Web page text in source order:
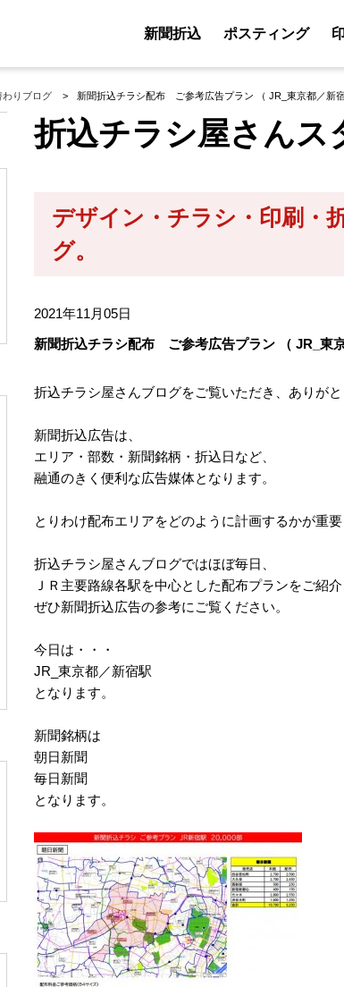
新聞折込 ポスティング
わりブログ 新聞折込チラシ配布 ご参考広告プラン （ JR_東京都／新宿
折込チラシ屋さんス
デザイン・チラシ・印刷・
グ。
2021年11月05日
新聞折込チラシ配布 ご参考広告プラン （ JR_東
折込チラシ屋さんブログをご覧いただき、ありがと
新聞折込広告は、
エリア・部数・新聞銘柄・折込日など、
融通のきく便利な広告媒体となります。
とりわけ配布エリアをどのように計画するかが重要
折込チラシ屋さんブログではほぼ毎日、
ＪＲ主要路線各駅を中心とした配布プランをご紹
ぜひ新聞折込広告の参考にご覧ください。
今日は・・・
JR_東京都／新宿駅
となります。
新聞銘柄は
朝日新聞
毎日新聞
となります。